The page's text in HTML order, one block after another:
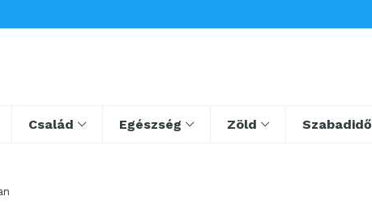
Család Egészség Zöld Szabadidő